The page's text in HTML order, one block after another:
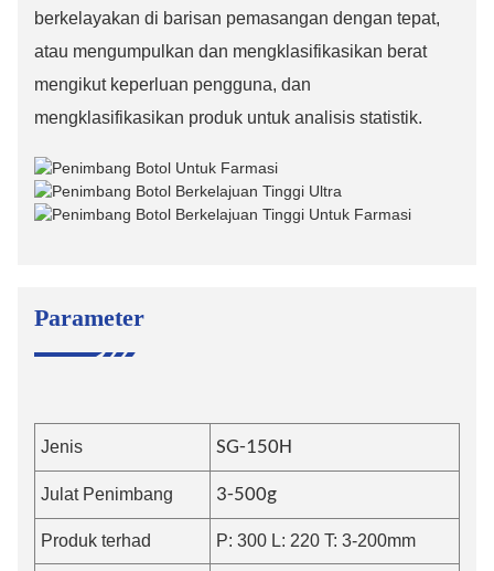
berkelayakan di barisan pemasangan dengan tepat,
atau mengumpulkan dan mengklasifikasikan berat
mengikut keperluan pengguna, dan
mengklasifikasikan produk untuk analisis statistik.
Parameter
Jenis SG-150H
Julat Penimbang 3-500g
Produk terhad P: 300 L: 220 T: 3-200mm